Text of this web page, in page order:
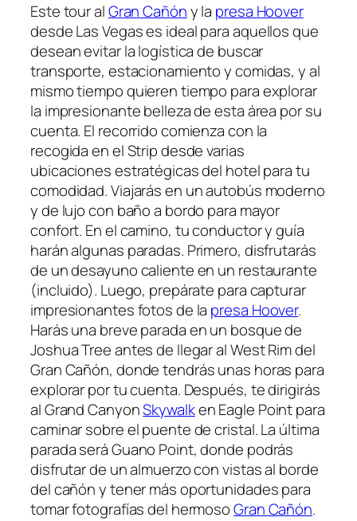
Este tour alGran Cañóny la presa Hoover
desde Las Vegas es ideal para aquellos que
desean evitar la logística de buscar
transporte, estacionamiento y comidas, y al
mismo tiempo quieren tiempo para explorar
la impresionante belleza de esta área por su
cuenta. El recorrido comienza con la
recogida en el Strip desde varias
ubicaciones estratégicas del hotel para tu
comodidad. Viajarás en un autobús moderno
y de lujo con baño a bordo para mayor
confort. En el camino, tu conductor y guía
harán algunas paradas. Primero, disfrutarás
de un desayuno caliente en un restaurante
(incluido). Luego, prepárate para capturar
impresionantes fotos de la presa Hoover.
Harás una breve parada en un bosque de
Joshua Tree antes de llegar al West Rim del
Gran Cañón, donde tendrás unas horas para
explorar por tu cuenta. Después, te dirigirás
al Grand CanyonSkywalken Eagle Point para
caminar sobre el puente de cristal. La última
parada será Guano Point, donde podrás
disfrutar de un almuerzo con vistas al borde
del cañón y tener más oportunidades para
tomar fotografías del hermosoGran Cañón.